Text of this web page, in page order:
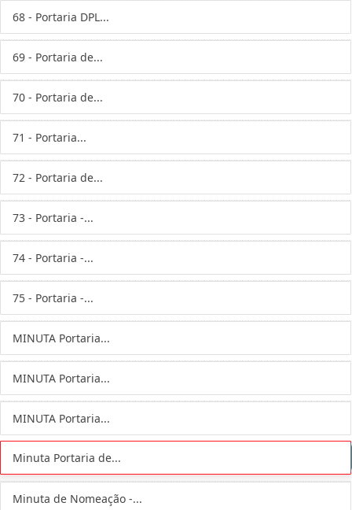
68 - Portaria DPL...
69 - Portaria de...
70 - Portaria de...
71 - Portaria...
72 - Portaria de...
73 - Portaria -...
74 - Portaria -...
75 - Portaria -...
MINUTA Portaria...
MINUTA Portaria...
MINUTA Portaria...
Minuta Portaria de...
Minuta de Nomeação -...